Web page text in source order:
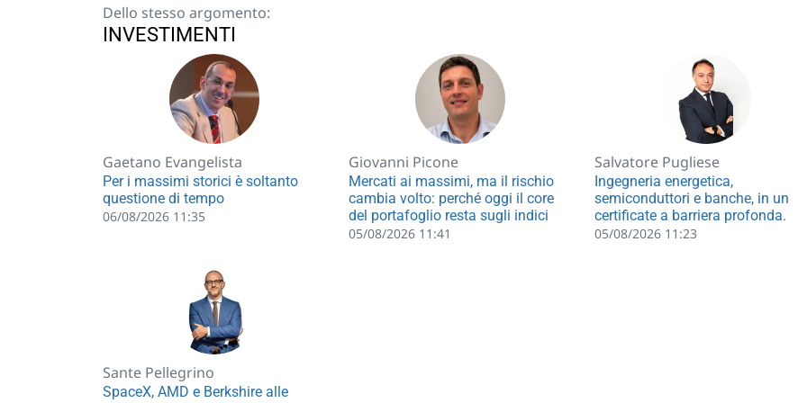
Dello stesso argomento:
INVESTIMENTI
Gaetano Evangelista
Per i massimi storici è soltanto
questione di tempo
06/08/2026 11:35
Giovanni Picone
Mercati ai massimi, ma il rischio
cambia volto: perché oggi il core
del portafoglio resta sugli indici
05/08/2026 11:41
Salvatore Pugliese
Ingegneria energetica,
semiconduttori e banche, in un
certificate a barriera profonda.
05/08/2026 11:23
Sante Pellegrino
SpaceX, AMD e Berkshire alle